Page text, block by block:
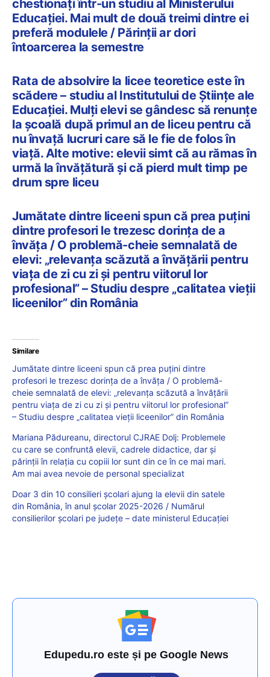
chestionați într-un studiu al Ministerului
Educației. Mai mult de două treimi dintre ei
preferă modulele / Părinții ar dori
întoarcerea la semestre
Rata de absolvire la licee teoretice este în
scădere – studiu al Institutului de Științe ale
Educației. Mulți elevi se gândesc să renunțe
la școală după primul an de liceu pentru că
nu învață lucruri care să le fie de folos în
viață. Alte motive: elevii simt că au rămas în
urmă la învățătură și că pierd mult timp pe
drum spre liceu
Jumătate dintre liceeni spun că prea puțini
dintre profesori le trezesc dorința de a
învăța / O problemă-cheie semnalată de
elevi: „relevanța scăzută a învățării pentru
viața de zi cu zi și pentru viitorul lor
profesional” – Studiu despre „calitatea vieții
liceenilor” din România
Similare
Jumătate dintre liceeni spun că prea puțini dintre
profesori le trezesc dorința de a învăța / O problemă-
cheie semnalată de elevi: „relevanța scăzută a învățării
pentru viața de zi cu zi și pentru viitorul lor profesional”
– Studiu despre „calitatea vieții liceenilor” din România
Mariana Pădureanu, directorul CJRAE Dolj: Problemele
cu care se confruntă elevii, cadrele didactice, dar și
părinții în relația cu copiii lor sunt din ce în ce mai mari.
Am mai avea nevoie de personal specializat
Doar 3 din 10 consilieri școlari ajung la elevii din satele
din România, în anul școlar 2025-2026 / Numărul
consilierilor școlari pe județe – date ministerul Educației
Edupedu.ro este și pe Google News